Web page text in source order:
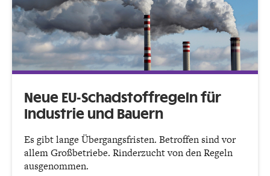
Neue EU-Schadstoffregeln für
Industrie und Bauern
Es gibt lange Übergangsfristen. Betroffen sind vor
allem Großbetriebe. Rinderzucht von den Regeln
ausgenommen.